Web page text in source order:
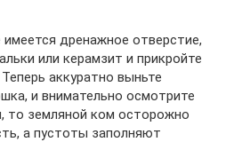
дренажное отверстие,
или керамзит и прикройте
аккуратно выньте
и внимательно осмотрите
то земляной ком осторожно
а пустоты заполняют